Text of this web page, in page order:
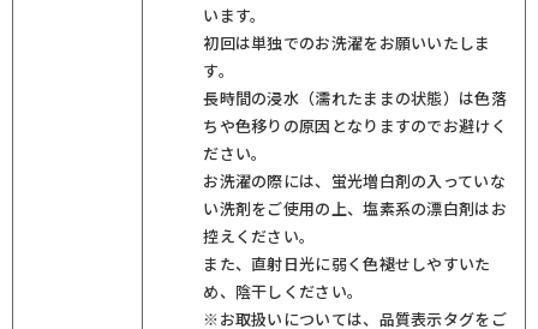
います。
初回は単独でのお洗濯をお願いいたしま
す。
長時間の浸水（濡れたままの状態）は色落
ちや色移りの原因となりますのでお避けく
ださい。
お洗濯の際には、蛍光増白剤の入っていな
い洗剤をご使用の上、塩素系の漂白剤はお
控えください。
また、直射日光に弱く色褪せしやすいた
め、陰干しください。
※お取扱いについては、品質表示タグをご